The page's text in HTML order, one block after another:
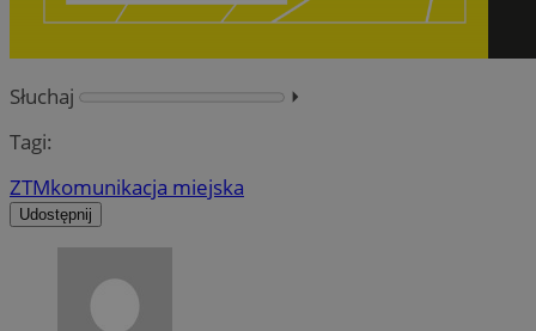
Słuchaj
⏵︎
Tagi:
ZTMkomunikacja miejska
Udostępnij